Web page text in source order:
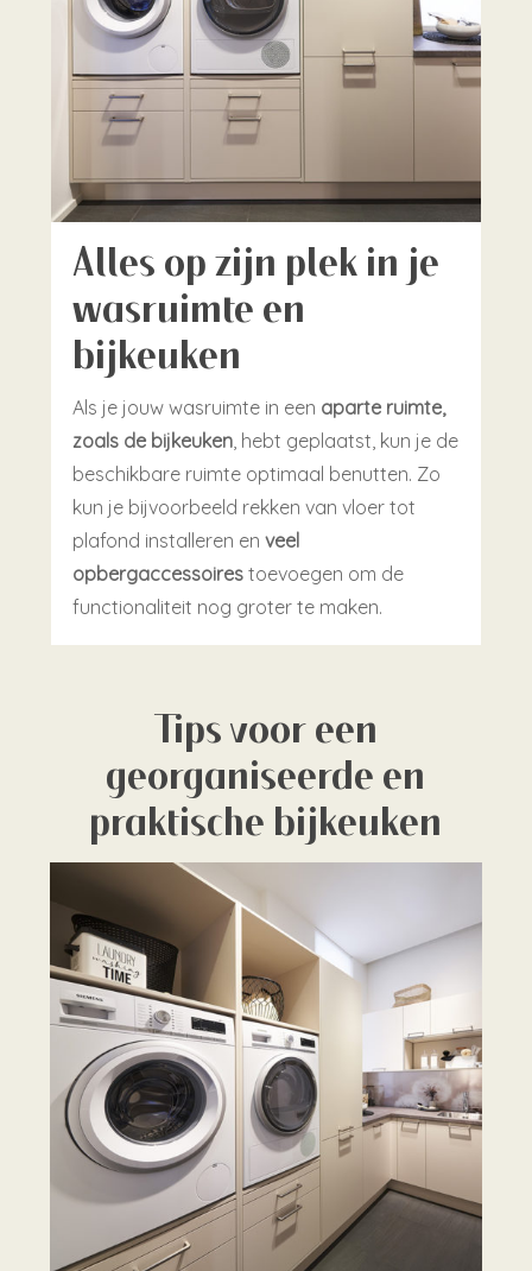
Alles op zijn plek in je
wasruimte en
bijkeuken
Als je jouw wasruimte in een aparte ruimte,
zoals de bijkeuken, hebt geplaatst, kun je de
beschikbare ruimte optimaal benutten. Zo
kun je bijvoorbeeld rekken van vloer tot
plafond installeren en veel
opbergaccessoirestoevoegen om de
functionaliteit nog groter te maken.
Tips voor een
georganiseerde en
praktische bijkeuken